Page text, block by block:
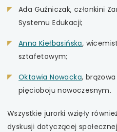
uwaga,
Ada Guźniczak, członkini
Systemu Edukacji;
Anna Kiełbasińska,
sztafetowym;
Oktawia Nowacka,
pięcioboju nowoczesnym.
Wszystkie jurorki wzięły
dyskusji dotyczącej